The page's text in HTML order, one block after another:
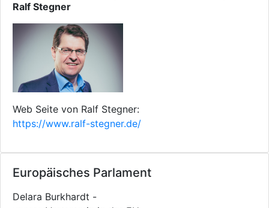
Ralf Stegner
Web Seite von Ralf Stegner:
https://www.ralf-stegner.de/
Europäisches Parlament
Delara Burkhardt -